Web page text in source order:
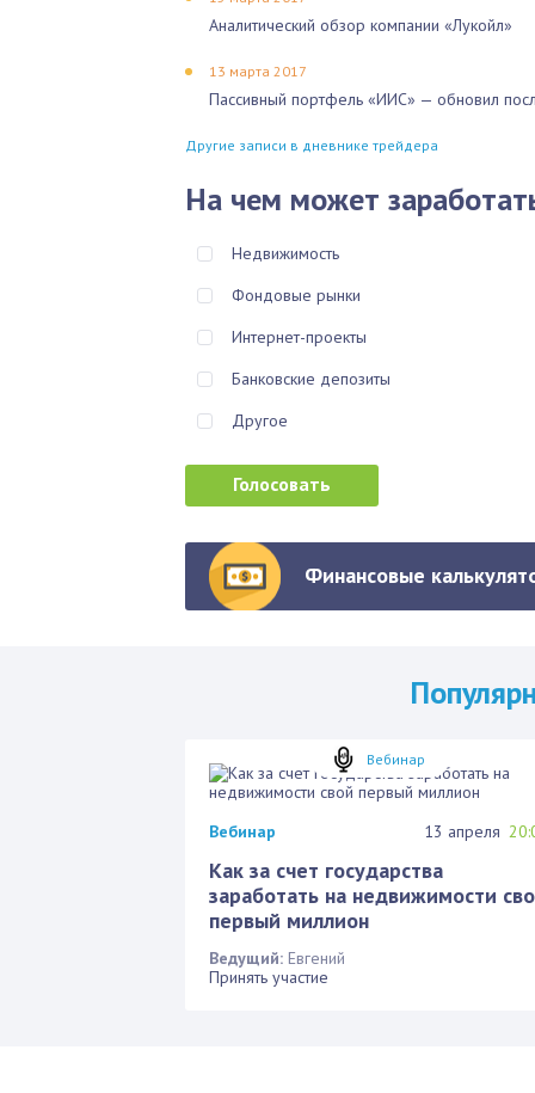
Аналитический обзор компании «Лукойл»
13 марта 2017
Пассивный портфель «ИИС» — обновил
Другие записи в дневнике трейдера
На чем может
Недвижимость
Фондовые рынки
Интернет-проекты
Банковские депозиты
Другое
Финансовые
Вебинар
Вебинар 13 апреля
Как за счет государства
заработать на недвижимости
первый миллион
Ведущий: Евгений
Принять участие